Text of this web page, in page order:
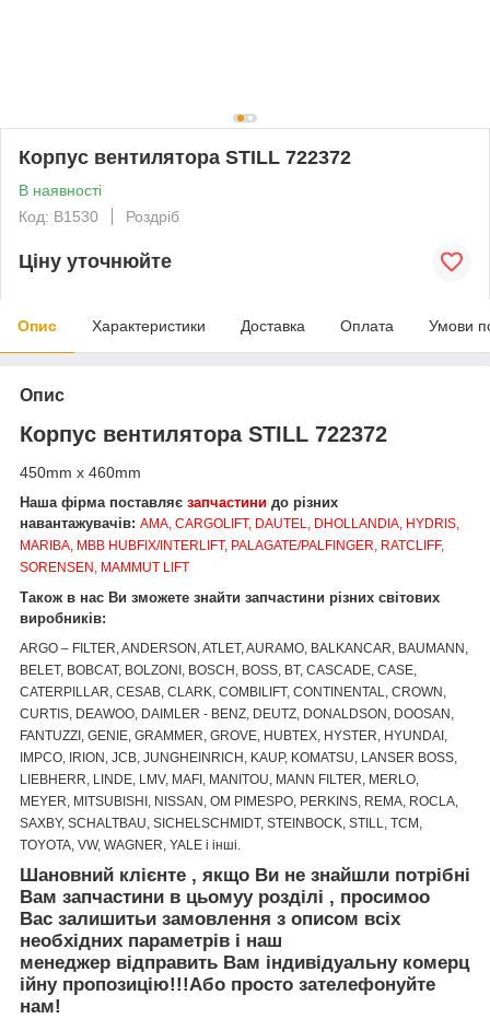
Корпус вентилятора STILL 722372
В наявності
Код: B1530
Роздріб
Ціну уточнюйте
Опис Характеристики Доставка Оплата Умови
Опис
Корпус вентилятора STILL 722372
450mm x 460mm
Наша фірма поставляє запчастини до різних
навантажувачів: AMA, CARGOLIFT, DAUTEL, DHOLLANDIA, HYDRIS,
MARIBA, MBB HUBFIX/INTERLIFT, PALAGATE/PALFINGER, RATCLIFF,
SORENSEN, MAMMUT LIFT
Також в нас Ви зможете знайти запчастини різних світових
виробників:
ARGO – FILTER, ANDERSON, ATLET, AURAMO, BALKANCAR, BAUMANN,
BELET, BOBCAT, BOLZONI, BOSCH, BOSS, BT, CASCADE, CASE,
CATERPILLAR, CESAB, CLARK, COMBILIFT, CONTINENTAL, CROWN,
CURTIS, DEAWOO, DAIMLER - BENZ, DEUTZ, DONALDSON, DOOSAN,
FANTUZZI, GENIE, GRAMMER, GROVE, HUBTEX, HYSTER, HYUNDAI,
IMPCO, IRION, JCB, JUNGHEINRICH, KAUP, KOMATSU, LANSER BOSS,
LIEBHERR, LINDE, LMV, MAFI, MANITOU, MANN FILTER, MERLO,
MEYER, MITSUBISHI, NISSAN, OM PIMESPO, PERKINS, REMA, ROCLA,
SAXBY, SCHALTBAU, SICHELSCHMIDT, STEINBOCK, STILL, TCM,
TOYOTA, VW, WAGNER, YALE і інші.
Шановний клієнте , якщо Ви не знайшли потрібні
Вам запчастини в цьомуу розділі , просимоо
Вас залишитьи замовлення з описом всіх
необхідних параметрів і наш
менеджер відправить Вам індивідуальнукомерц
ійну пропозицію!!!Або просто зателефонуйте
нам!